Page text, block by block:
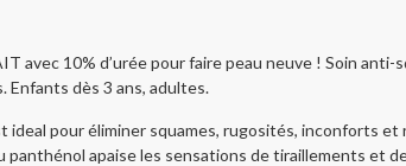
avec 10% d’urée pour faire peau neuve ! Soin
Enfants dès 3 ans, adultes.
ideal pour éliminer squames, rugosités, inconforts
panthénol apaise les sensations de tiraillements et